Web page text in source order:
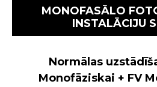
MONOFASĀLO
INSTALĀCIJU
Normālas
Monofāziskai + FV